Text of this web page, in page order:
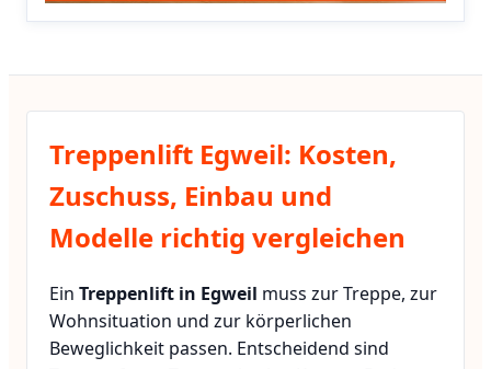
Treppenlift Egweil: Kosten,
Zuschuss, Einbau und
Modelle richtig vergleichen
Ein Treppenlift in Egweil muss zur Treppe, zur
Wohnsituation und zur körperlichen
Beweglichkeit passen. Entscheidend sind